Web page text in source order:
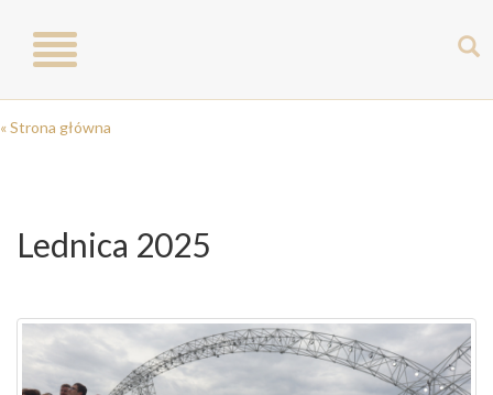
Toggle
navigation
« Strona główna
Lednica 2025